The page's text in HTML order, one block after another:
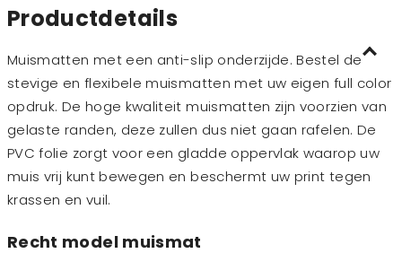
Productdetails
Muismatten met een anti-slip onderzijde. Bestel de
stevige en flexibele muismatten met uw eigen full color
opdruk. De hoge kwaliteit muismatten zijn voorzien van
gelaste randen, deze zullen dus niet gaan rafelen. De
PVC folie zorgt voor een gladde oppervlak waarop uw
muis vrij kunt bewegen en beschermt uw print tegen
krassen en vuil.
Recht model muismat